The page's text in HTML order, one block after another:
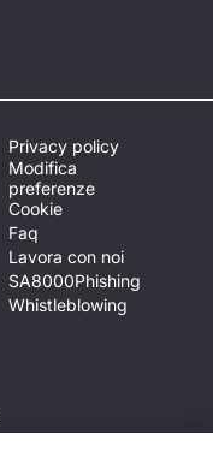
Privacy policy
Modifica
preferenze
Cookie
Faq
Lavora con noi
SA8000Phishing
Whistleblowing